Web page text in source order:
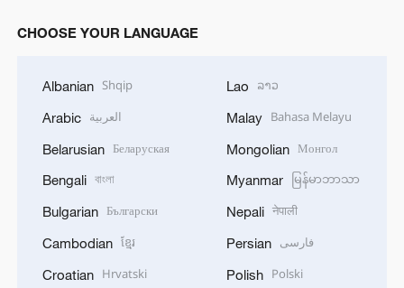
CHOOSE YOUR LANGUAGE
Albanian Shqip
Arabic العربية
Belarusian Беларуская
Bengali বাংলা
Bulgarian Български
Cambodian ខ្មែរ
Croatian Hrvatski
Lao ລາວ
Malay Bahasa Melayu
Mongolian Монгол
Myanmar မြန်မာဘာသာ
Nepali नेपाली
Persian فارسی
Polish Polski